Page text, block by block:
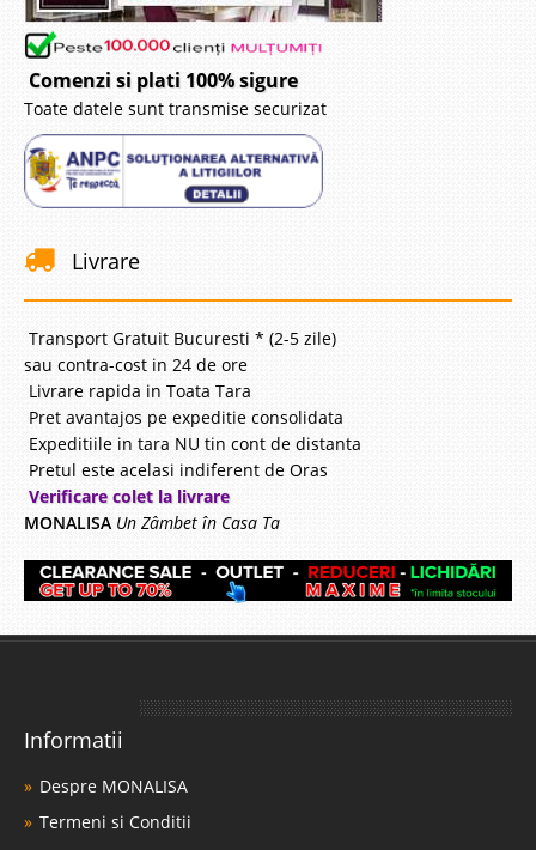
Comenzi si plati 100% sigure
Toate datele sunt transmise securizat
Livrare
Transport Gratuit Bucuresti * (2-5 zile)
sau contra-cost in 24 de ore
Livrare rapida in Toata Tara
Pret avantajos pe expeditie consolidata
Expeditiile in tara NU tin cont de distanta
Pretul este acelasi indiferent de Oras
Verificare colet la livrare
MONALISA Un Zâmbet în Casa Ta
Informatii
Despre MONALISA
Termeni si Conditii